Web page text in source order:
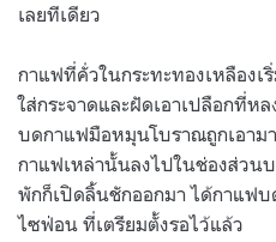
เลยทีเดียว
กาแฟที่คั่วในกระทะทองเหลือง
ใส่กระจาดและฝัดเอาเปลือกที่ห
บดกาแฟมือหมุนโบราณถูกเอาม
กาแฟเหล่านั้นลงไปในช่องส่วน
พักก็เปิดลิ้นชักออกมา ได้กาแฟ
ไซฟ่อน ที่เตรียมตั้งรอไว้แล้ว